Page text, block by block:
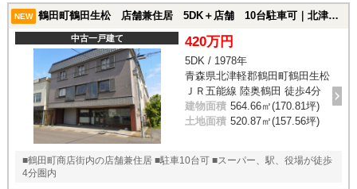
NEW 鶴田町鶴田生松 店舗兼住居 5DK＋店舗 10台駐車可｜北津軽郡鶴田町鶴田生松の中古一戸建て
中古一戸建て 420万円
5DK / 1978年
青森県北津軽郡鶴田町鶴田生松
ＪＲ五能線 陸奥鶴田 徒歩4分
建物面積 564.66㎡(170.81坪)
土地面積 520.87㎡(157.56坪)
■鶴田町商店街内の店舗兼住居 ■駐車10台可 ■スーパー、駅、役場が徒歩
4分圏内